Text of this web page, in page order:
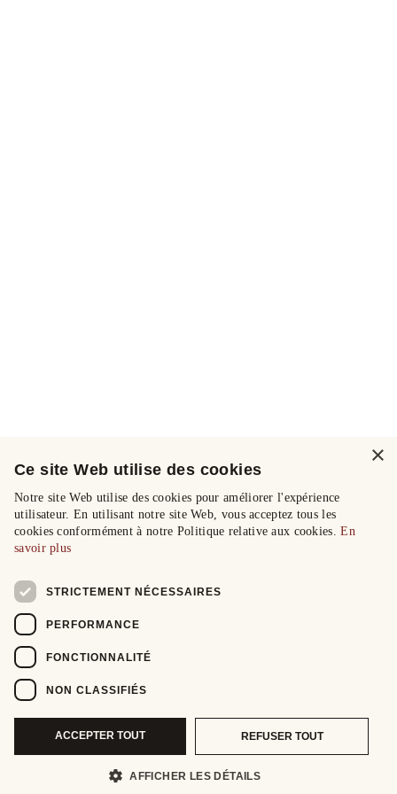
×
Ce site Web utilise des cookies
Notre site Web utilise des cookies pour améliorer l'expérience
utilisateur. En utilisant notre site Web, vous acceptez tous les
cookies conformément à notre Politique relative aux cookies.En
savoir plus
STRICTEMENT NÉCESSAIRES
PERFORMANCE
FONCTIONNALITÉ
NON CLASSIFIÉS
ACCEPTER TOUT REFUSER TOUT
AFFICHER LES DÉTAILS